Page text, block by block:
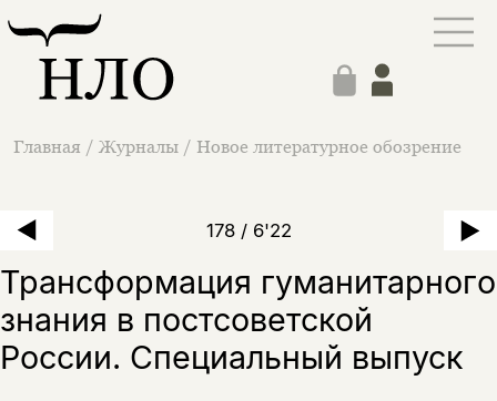
Главная / Журналы / Новое литературное обозрение
178 / 6'22
Трансформация гуманитарного
знания в постсоветской
России. Специальный выпуск